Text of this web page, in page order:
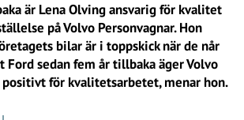
är Lena Olving ansvarig för kvalitet
på Volvo Personvagnar. Hon
bilar är i toppskick när de når
sedan fem år tillbaka äger Volvo
positivt för kvalitetsarbetet, menar hon.